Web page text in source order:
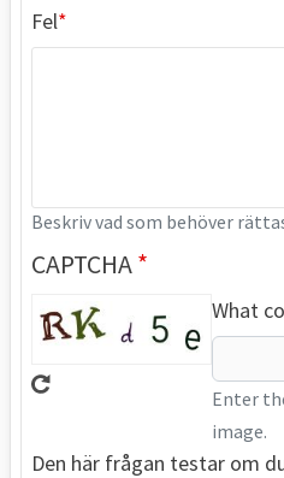
Fel
Beskriv vad som behöver
CAPTCHA
What
Enter
image.
Den här frågan testar om